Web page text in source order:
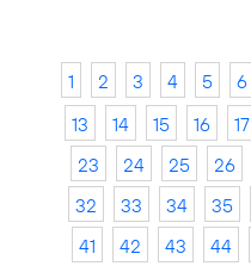
1 2 3 4 5 6
13
14 15 16 17
23
24 25 26
32
33 34 35
41
42 43 44